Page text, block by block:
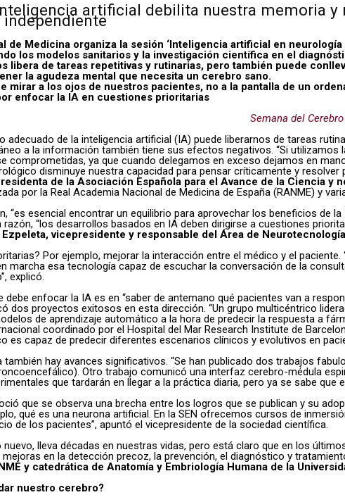
artificial debilita nuestra memoria
de Medicina organiza la sesión ‘Inteligencia artificial en
los modelos sanitarios y la investigación científica en el
libera de tareas repetitivas y rutinarias, pero también puede
la agudeza mental que necesita un cerebro sano.
mirar a los ojos de nuestros pacientes, no a la pantalla de un
enfocar la IA en cuestiones prioritarias
Semana del
adecuado de la inteligencia artificial (IA) puede liberarnos de tareas
a la información también tiene sus efectos negativos. “Si
comprometidas, ya que cuando delegamos en exceso dejamos en
disminuye nuestra capacidad para pensar críticamente y resolver
de la Asociación Española para el Avance de la Ciencia y
por la Real Academia Nacional de Medicina de España (RANME) y
“es esencial encontrar un equilibrio para aprovechar los beneficios de
“los desarrollos basados en IA deben dirigirse a cuestiones
Ezpeleta, vicepresidente y responsable del Área de
Por ejemplo, mejorar la interacción entre el médico y el
marcha esa tecnología capaz de escuchar la conversación de la
explicó.
enfocar la IA es en “saber de antemano qué pacientes van a
dos proyectos exitosos en esta dirección. “Un grupo multicéntrico
de aprendizaje automático a la hora de predecir la respuesta a
coordinado por el Hospital del Mar Research Institute de
es capaz de predecir diferentes escenarios clínicos y evolutivos en
hay avances significativos. “Se han publicado dos trabajos
Otro trabajo comunicó una interfaz cerebro-médula
que tardarán en llegar a la práctica diaria, pero ya se sabe que
que se observa una brecha entre los logros que se publican y su
qué es una neurona artificial. En la SEN ofrecemos cursos de
de los pacientes”, apuntó el vicepresidente de la sociedad científica.
nuevo, lleva décadas en nuestras vidas, pero está claro que en los
en la detección precoz, la prevención, el diagnóstico y
y catedrática de Anatomía y Embriología Humana de la
nuestro cerebro?